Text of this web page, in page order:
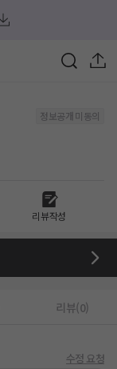
정보공개 미동의
리뷰작성
리뷰(0)
수정 요청